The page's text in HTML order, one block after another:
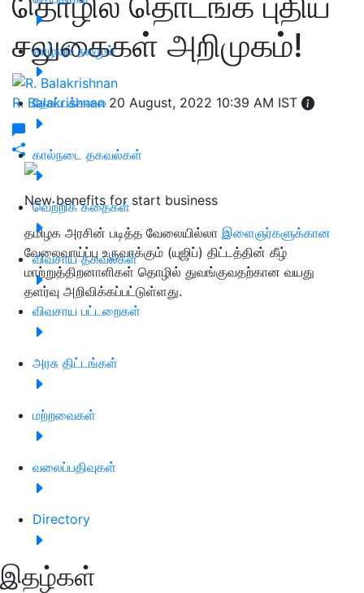
வாழ்வும் நலமும்
தோட்டக்கலை
கால்நடை தகவல்கள்
வெற்றிக் கதைகள்
விவசாய தகவல்கள்
விவசாய பட்டறைகள்
அரசு திட்டங்கள்
மற்றவைகள்
வலைப்பதிவுகள்
Directory
இதழ்கள்
சலுகைகள் அறிமுகம்!
R. Balakrishnan 20 August, 2022 10:39 AM IST
New benefits for start business
தமிழக அரசின் படித்த வேலையில்லா இளைஞர்களுக்கான
வேலைவாய்ப்பு உருவாக்கும் (யுஜிப்) திட்டத்தின் கீழ்
மாற்றுத்திறனாளிகள் தொழில் துவங்குவதற்கான வயது
தளர்வு அறிவிக்கப்பட்டுள்ளது.